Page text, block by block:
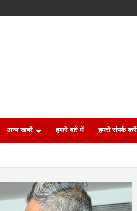
अन्य खबरें हमारे बारे में हमसे संपर्क करें